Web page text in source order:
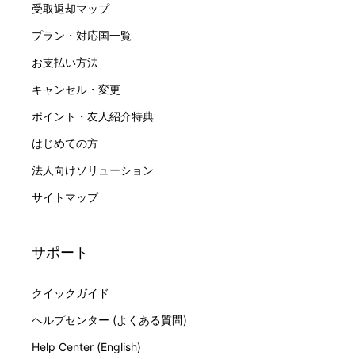
受取返却マップ
プラン・対応国一覧
お支払い方法
キャンセル・変更
ポイント・友人紹介特典
はじめての方
法人向けソリューション
サイトマップ
サポート
クイックガイド
ヘルプセンター (よくある質問)
Help Center (English)